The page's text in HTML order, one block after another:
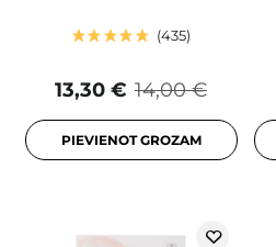
435
14,00 €
13,30 €
PIEVIENOT GROZAM